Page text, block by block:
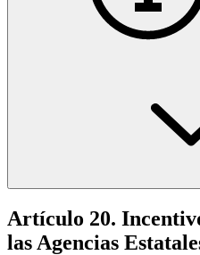
Artículo 20.
las Agencias